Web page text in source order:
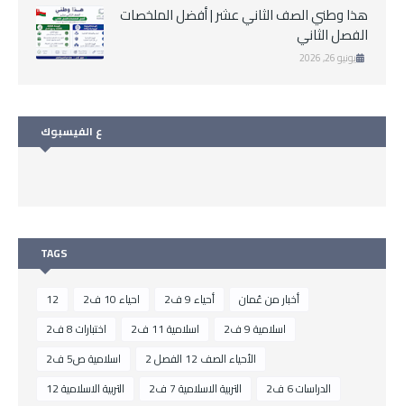
هذا وطني الصف الثاني عشر | أفضل الملخصات
الفصل الثاني
يونيو 26, 2026
ع الفيسبوك
TAGS
12 احياء 10 ف2 أحياء 9 ف2
أخبار من عُمان
اختبارات 8 ف2
اسلامية 11 ف2
اسلامية 9 ف2
اسلامية ص5 ف2
الأحياء الصف 12 الفصل 2
التربية الاسلامية 12
التربية الاسلامية 7 ف2
الدراسات 6 ف2